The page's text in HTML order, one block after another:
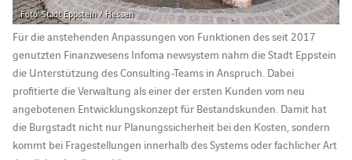
Foto: Stadt Eppstein / Hessen
Für die anstehenden Anpassungen von Funktionen des seit 2017
genutzten Finanzwesens Infoma newsystem nahm die Stadt Eppstein
die Unterstützung des Consulting-Teams in Anspruch. Dabei
profitierte die Verwaltung als einer der ersten Kunden vom neu
angebotenen Entwicklungskonzept für Bestandskunden. Damit hat
die Burgstadt nicht nur Planungssicherheit bei den Kosten, sondern
kommt bei Fragestellungen innerhalb des Systems oder fachlicher Art